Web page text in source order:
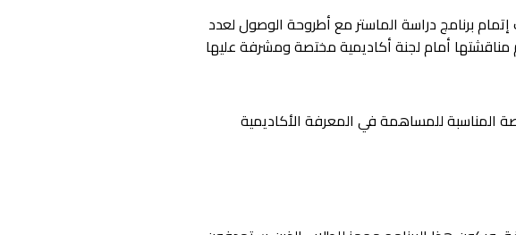
من سنتين إلى 3 سنوات دراسية، ويتطلب إتمام برنامج دراسة الماستر مع أطروحة الوصول لعدد
مناقشتها أمام لجنة أكاديمية مختصة ومشرفة عليها
المناسبة للمساهمة في المعرفة الأكاديمية